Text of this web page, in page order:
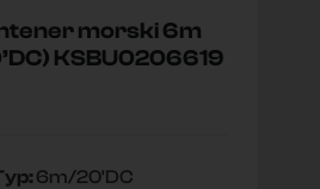
morski 6m
KSBU0206619
6m/20'DC